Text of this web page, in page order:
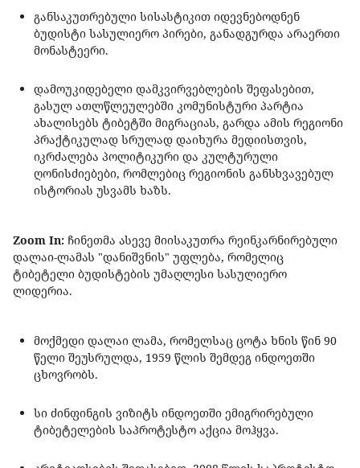
განსაკუთრებული სისასტიკით იდევნებოდნენ
ბუდისტი სასულიერო პირები, განადგურდა არაერთი
მონასტეერი.
დამოუკიდებელი დამკვირვებლების შეფასებით,
გასულ ათლწლეულებში კომუნისტური პარტია
ახალისებს ტიბეტში მიგრაციას, გარდა ამის რეგიონი
პრაქტიკულად სრულად დაიხურა მედიისთვის,
იკრძალება პოლიტიკური და კულტურული
ღონისძიებები, რომლებიც რეგიონის განსხვავებულ
ისტორიას უსვამს ხაზს.
Zoom In: ჩინეთმა ასევე მიისაკუთრა რეინკარნირებული
დალაი-ლამას "დანიშვნის" უფლება, რომელიც
ტიბეტელი ბუდისტების უმაღლესი სასულიერო
ლიდერია.
მოქმედი დალაი ლამა, რომელსაც ცოტა ხნის წინ 90
წელი შეუსრულდა, 1959 წლის შემდეგ ინდოეთში
ცხოვრობს.
სი ძინფინგის ვიზიტს ინდოეთში ემიგრირებული
ტიბეტელების საპროტესტო აქცია მოჰყვა.